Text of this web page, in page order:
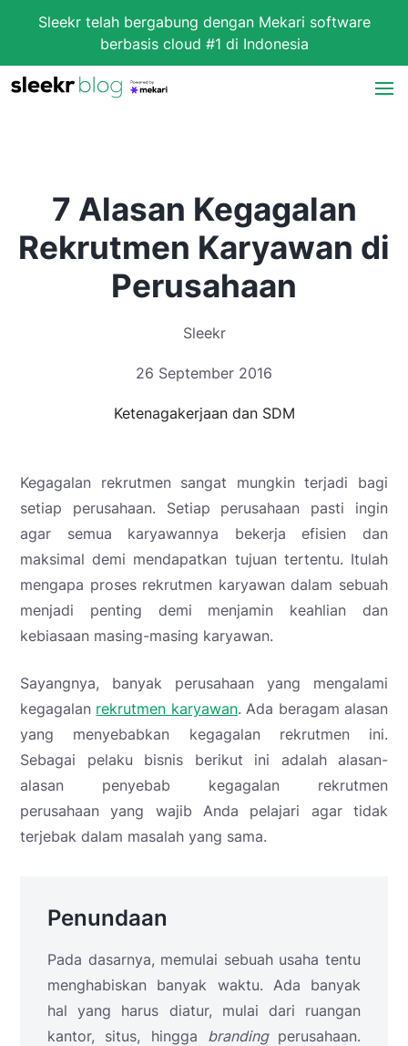
Sleekr telah bergabung dengan Mekari software
berbasis cloud #1 di Indonesia
7 Alasan Kegagalan
Rekrutmen Karyawan di
Perusahaan
Sleekr
26 September 2016
Ketenagakerjaan dan SDM
Kegagalan rekrutmen sangat mungkin terjadi bagi
setiap perusahaan. Setiap perusahaan pasti ingin
agar semua karyawannya bekerja efisien dan
maksimal demi mendapatkan tujuan tertentu. Itulah
mengapa proses rekrutmen karyawan dalam sebuah
menjadi penting demi menjamin keahlian dan
kebiasaan masing-masing karyawan.
Sayangnya, banyak perusahaan yang mengalami
kegagalan rekrutmen karyawan. Ada beragam alasan
yang menyebabkan kegagalan rekrutmen ini.
Sebagai pelaku bisnis berikut ini adalah alasan-
alasan penyebab kegagalan rekrutmen
perusahaan yang wajib Anda pelajari agar tidak
terjebak dalam masalah yang sama.
Penundaan
Pada dasarnya, memulai sebuah usaha tentu
menghabiskan banyak waktu. Ada banyak
hal yang harus diatur, mulai dari ruangan
kantor, situs, hingga branding perusahaan.